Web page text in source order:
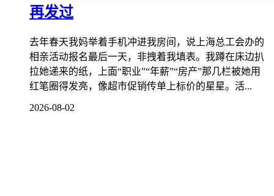
再发过
去年春天我妈举着手机冲进我房间，说上海总工会办的
相亲活动报名最后一天，非拽着我填表。我蹲在床边扒
拉她递来的纸，上面“职业”“年薪”“房产”那几栏被她用
红笔圈得发亮，像超市促销传单上标价的星星。活...
2026-08-02